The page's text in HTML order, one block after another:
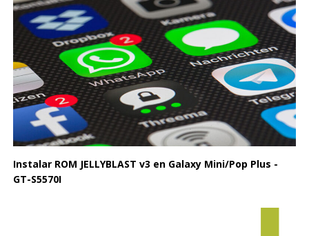
Instalar ROM JELLYBLAST v3 en Galaxy Mini/Pop Plus -
GT-S5570I